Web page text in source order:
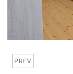
PREV